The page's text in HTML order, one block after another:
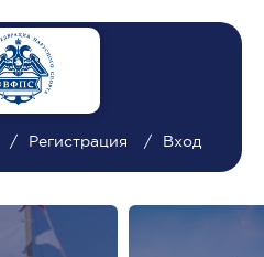
Регистрация Вход